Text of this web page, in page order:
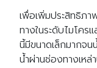
เพื่อเพิ่มประสิทธิภ
ทางในระดับไมโคร
นี้มีขนาดเล็กมากจน
น้ำผ่านช่องทางเห